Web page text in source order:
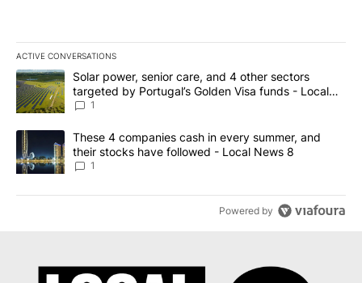
ACTIVE CONVERSATIONS
The following is a list of the most commented articles in the last
A trending article titled "Solar power, senior care, and 4 other
Solar power, senior care, and 4 other sectors
targeted by Portugal’s Golden Visa funds - Local
News 8
1
A trending article titled "These 4 companies cash in every
These 4 companies cash in every summer, and
their stocks have followed - Local News 8
1
Powered by